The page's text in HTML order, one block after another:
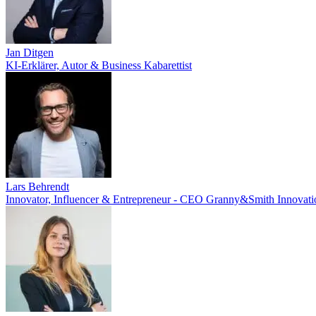
Jan Ditgen
KI-Erklärer, Autor & Business Kabarettist
Lars Behrendt
Innovator, Influencer & Entrepreneur - CEO Granny&Smith